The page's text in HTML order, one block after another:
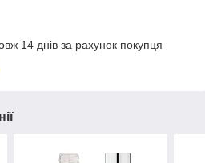
14 днів за рахунок покупця